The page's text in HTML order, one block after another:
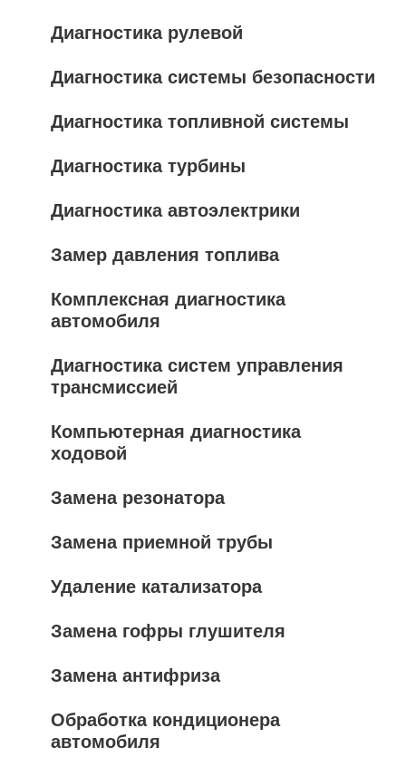
Диагностика рулевой
Диагностика системы безопасности
Диагностика топливной системы
Диагностика турбины
Диагностика автоэлектрики
Замер давления топлива
Комплексная диагностика
автомобиля
Диагностика систем управления
трансмиссией
Компьютерная диагностика
ходовой
Замена резонатора
Замена приемной трубы
Удаление катализатора
Замена гофры глушителя
Замена антифриза
Обработка кондиционера
автомобиля